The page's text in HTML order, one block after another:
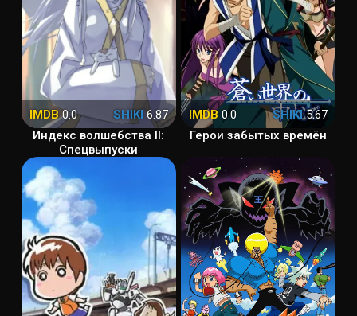
IMDB0.0 SHIKI6.87
Индекс волшебства II:
Спецвыпуски
IMDB 0.0 SHIKI5.67
Герои забытых времён